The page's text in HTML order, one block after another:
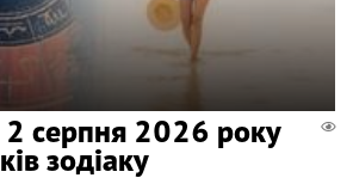
2 серпня 2026 року
зодіаку